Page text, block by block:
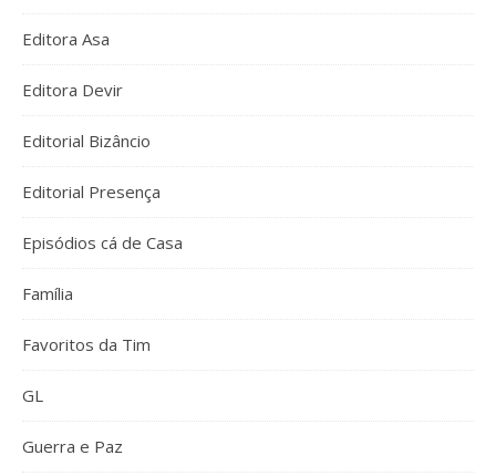
Editora Asa
Editora Devir
Editorial Bizâncio
Editorial Presença
Episódios cá de Casa
Família
Favoritos da Tim
GL
Guerra e Paz